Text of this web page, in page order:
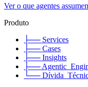
Ver o que agentes
Produto
├── Services
├── Cases
├── Insights
├──
└──